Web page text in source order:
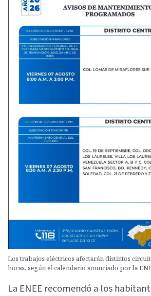
Los trabajos eléctricos afectarán distintos
horas, según el calendario anunciado por la
La ENEE recomendó a los